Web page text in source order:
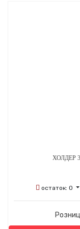
ХОЛДЕР
остаток: 0